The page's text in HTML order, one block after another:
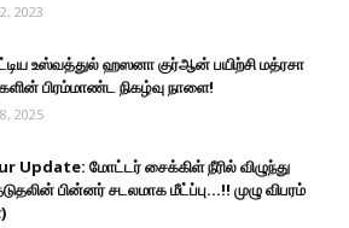
2023
உஸ்வத்துல் ஹஸனா குர்ஆன் பயிற்சி மத்ரசா
பிரம்மாண்ட நிகழ்வு நாளை!
2025
Update: மோட்டர் சைக்கிள் நீரில் விழுந்து
பின்னர் சடலமாக மீட்ப்பு…!! முழு விபரம்